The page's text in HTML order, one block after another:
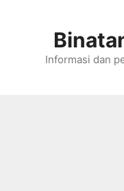
Informasi dan